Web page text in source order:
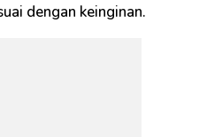
dengan keinginan.